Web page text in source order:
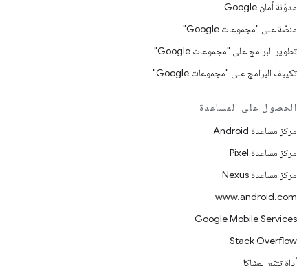
مدوّنة أمان Google
منصّة على "مجموعات Google"
تطوير البرامج على "مجموعات Google"
تكييف البرامج على "مجموعات Google"
الحصول على المساعدة
مركز مساعدة Android
مركز مساعدة Pixel
مركز مساعدة Nexus
www.android.com
Google Mobile Services
Stack Overflow
أداة تتبّع المشاكل